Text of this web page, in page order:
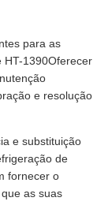
para as
HT-1390Oferecer
e resolução
e substituição
de
fornecer o
as suas